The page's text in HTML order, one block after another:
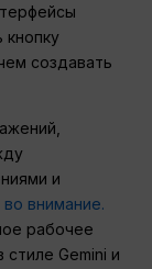
кнопку
создавать
и
внимание.
рабочее
стиле Gemini и